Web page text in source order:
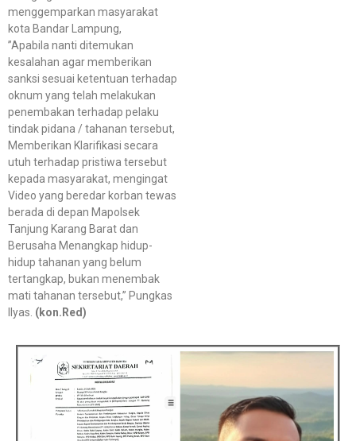
menggemparkan masyarakat
kota Bandar Lampung,
”Apabila nanti ditemukan
kesalahan agar memberikan
sanksi sesuai ketentuan terhadap
oknum yang telah melakukan
penembakan terhadap pelaku
tindak pidana / tahanan tersebut,
Memberikan Klarifikasi secara
utuh terhadap pristiwa tersebut
kepada masyarakat, mengingat
Video yang beredar korban tewas
berada di depan Mapolsek
Tanjung Karang Barat dan
Berusaha Menangkap hidup-
hidup tahanan yang belum
tertangkap, bukan menembak
mati tahanan tersebut,” Pungkas
Ilyas. (kon.Red)